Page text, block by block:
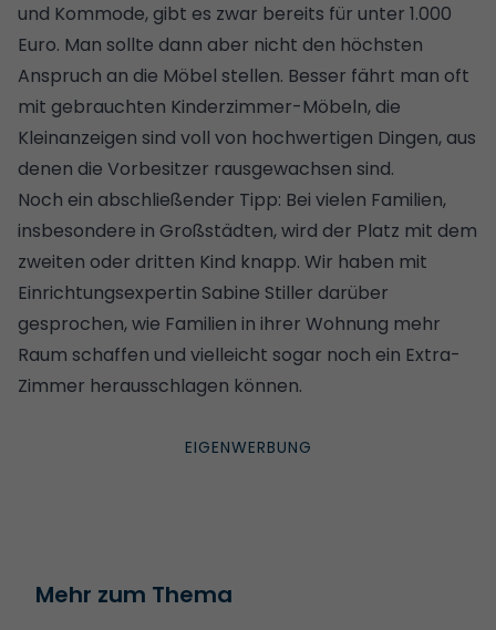
und Kommode, gibt es zwar bereits für unter 1.000
Euro. Man sollte dann aber nicht den höchsten
Anspruch an die Möbel stellen. Besser fährt man oft
mit gebrauchten Kinderzimmer-Möbeln, die
Kleinanzeigen sind voll von hochwertigen Dingen, aus
denen die Vorbesitzer rausgewachsen sind.
Noch ein abschließender Tipp: Bei vielen Familien,
insbesondere in Großstädten, wird der Platz mit dem
zweiten oder dritten Kind knapp. Wir haben mit
Einrichtungsexpertin Sabine Stiller darüber
gesprochen, wie Familien in ihrer Wohnung mehr
Raum schaffen und vielleicht sogar noch ein Extra-
Zimmer herausschlagen können.
Mehr zum Thema